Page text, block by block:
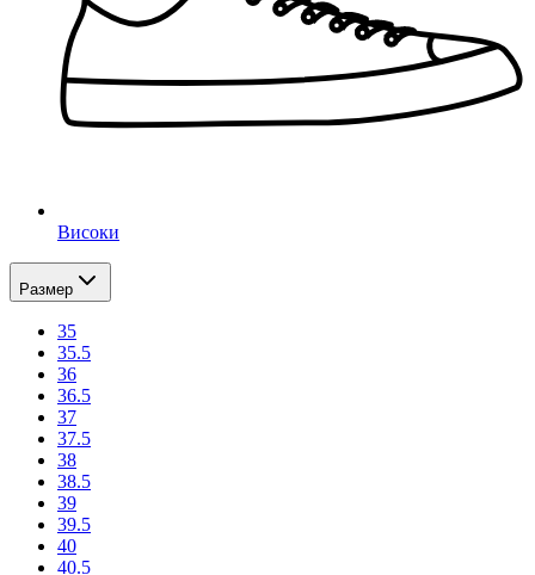
Високи
Размер
35
35.5
36
36.5
37
37.5
38
38.5
39
39.5
40
40.5